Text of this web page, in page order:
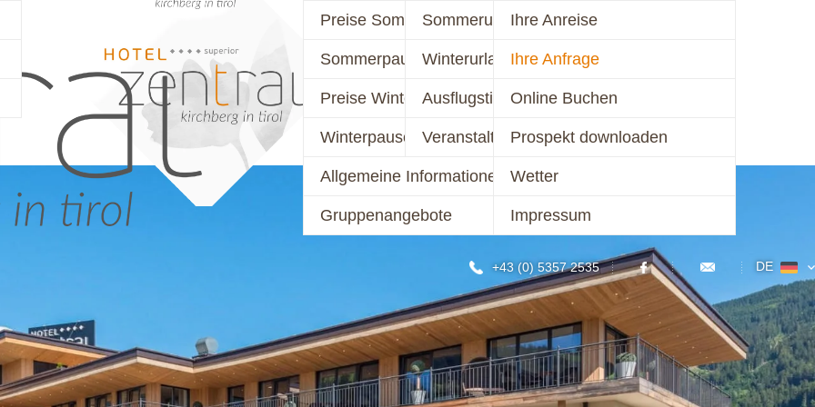
Preise Sommer 2026
Sommerpauschalen 2026
Preise Winter 2026/27
Winterpauschalen 2026/27
Allgemeine Informationen
Gruppenangebote
Sommerurlaub
Winterurlaub
Ausflugstipps
Veranstaltungen
Ihre Anreise
Ihre Anfrage
Online Buchen
Prospekt downloaden
Wetter
Impressum
+43 (0) 5357 2535 DE
PREISE AKTIV KONTAKT